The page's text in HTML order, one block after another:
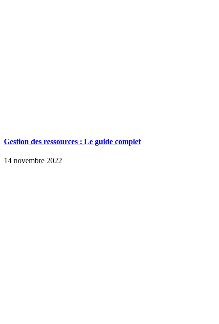
Gestion des ressources : Le guide complet
14 novembre 2022